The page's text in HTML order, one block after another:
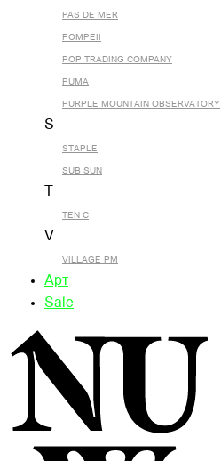
PAS DE MER
POMPEII
POP TRADING COMPANY
PUMA
PURPLE MOUNTAIN OBSERVATORY
S
STAPLE
SUB SUN
TEN C
V
VILLAGE PM
Арт
Sale